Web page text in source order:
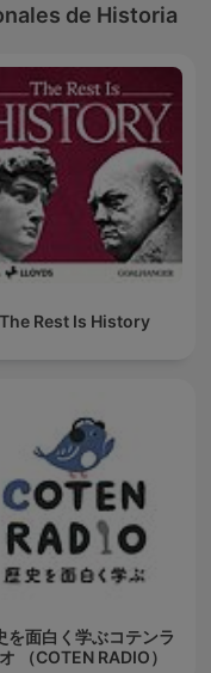
de Historia
The Rest Is History
を面白く学ぶコテンラ
（COTEN RADIO）